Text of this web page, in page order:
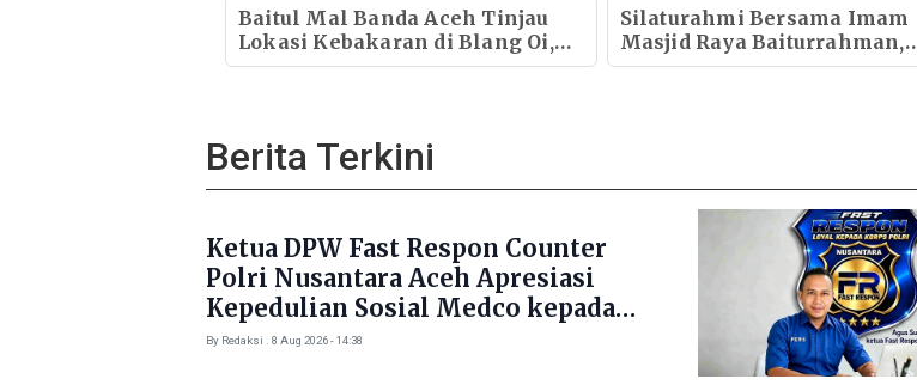
Baitul Mal Banda Aceh Tinjau
Lokasi Kebakaran di Blang Oi,
Pastikan Korban Mendapat
Silaturahmi Bersama Imam
Masjid Raya Baiturrahman,
Wagub Aceh Perkuat Sinergi
Berita Terkini
Ketua DPW Fast Respon Counter
Polri Nusantara Aceh Apresiasi
Kepedulian Sosial Medco kepada
Masyarakat Aceh Timur
By Redaksi . 8 Aug 2026 - 14:38